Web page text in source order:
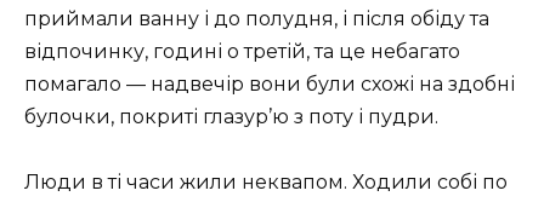
приймали ванну і до полудня, і після обіду та
відпочинку, годині о третій, та це небагато
помагало — надвечір вони були схожі на здобні
булочки, покриті глазур’ю з поту і пудри.
Люди в ті часи жили неквапом. Ходили собі по